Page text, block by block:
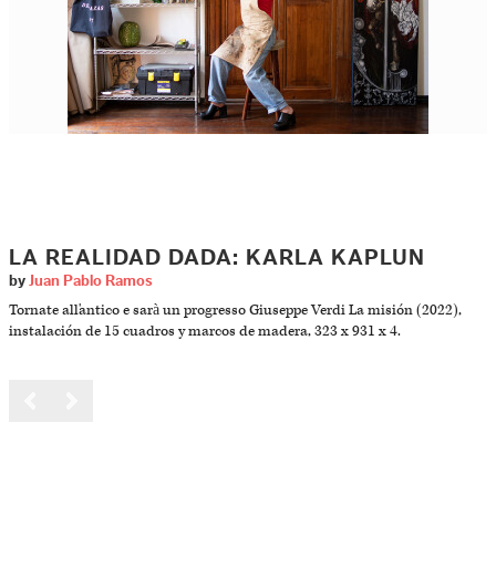
LA REALIDAD DADA: KARLA KAPLUN
by Juan Pablo Ramos
Tornate all'antico e sarà un progresso Giuseppe Verdi La misión (2022),
instalación de 15 cuadros y marcos de madera, 323 x 931 x 4.